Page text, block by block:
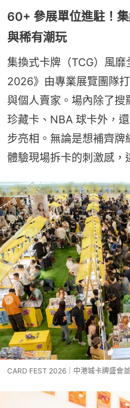
60+ 參展單位進駐！
與稀有潮玩
集換式卡牌（TCG）風
2026》由專業展覽團隊
與個人賣家。場內除了搜
珍藏卡、NBA 球卡外，
步亮相。無論是想補齊
體驗現場拆卡的刺激感，
CARD FEST 2026｜中港城卡牌盛會